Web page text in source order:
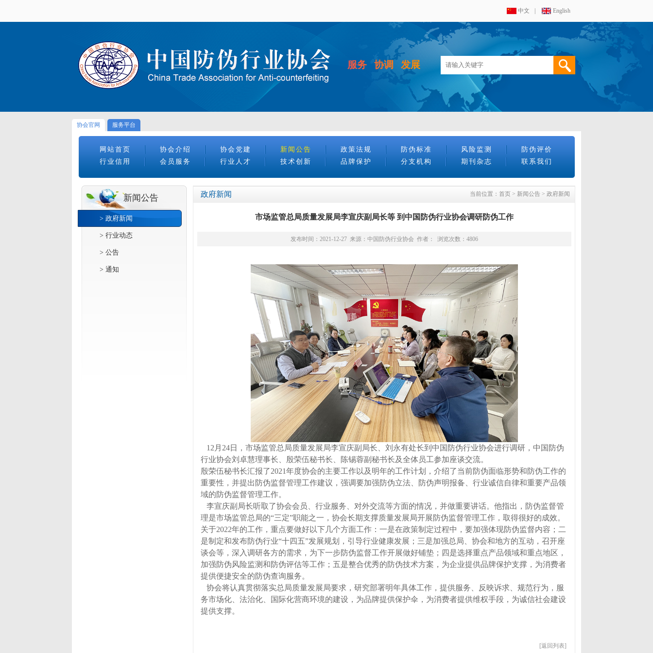
中文 English
服务 协调 发展
协会官网 服务平台
网站首页 协会介绍 协会党建 新闻公告 政策法规 防伪标准 风险监测
防伪评价
行业信用
会员服务 行业人才 技术创新 品牌保护 分支机构 期刊杂志 联系我们
新闻公告
> 政府新闻
> 行业动态
> 公告
> 通知
当前位置： 首页 > 新闻公告 > 政府新闻
政府新闻
市场监管总局质量发展局李宣庆副局长等 到中国防伪行业协会调研防伪工作
发布时间：2021-12-27 来源：中国防伪行业协会 作者： 浏览次数：4806
12月24日，市场监管总局质量发展局李宣庆副局长、刘永有处长到中国防伪行业协会进行调研，中国防伪
行业协会刘卓慧理事长、殷荣伍秘书长、陈锡蓉副秘书长及全体员工参加座谈交流。
殷荣伍秘书长汇报了2021年度协会的主要工作以及明年的工作计划，介绍了当前防伪面临形势和防伪工作的
重要性，并提出防伪监督管理工作建议，强调要加强防伪立法、防伪声明报备、行业诚信自律和重要产品领
域的防伪监督管理工作。
李宣庆副局长听取了协会会员、行业服务、对外交流等方面的情况，并做重要讲话。他指出，防伪监督管
理是市场监管总局的“三定”职能之一，协会长期支撑质量发展局开展防伪监督管理工作，取得很好的成效。
关于2022年的工作，重点要做好以下几个方面工作：一是在政策制定过程中，要加强体现防伪监督内容；二
是制定和发布防伪行业“十四五”发展规划，引导行业健康发展；三是加强总局、协会和地方的互动，召开座
谈会等，深入调研各方的需求，为下一步防伪监督工作开展做好铺垫；四是选择重点产品领域和重点地区，
加强防伪风险监测和防伪评估等工作；五是整合优秀的防伪技术方案，为企业提供品牌保护支撑，为消费者
提供便捷安全的防伪查询服务。
协会将认真贯彻落实总局质量发展局要求，研究部署明年具体工作，提供服务、反映诉求、规范行为，服
务市场化、法治化、国际化营商环境的建设，为品牌提供保护伞，为消费者提供维权手段，为诚信社会建设
提供支撑。
[返回列表]